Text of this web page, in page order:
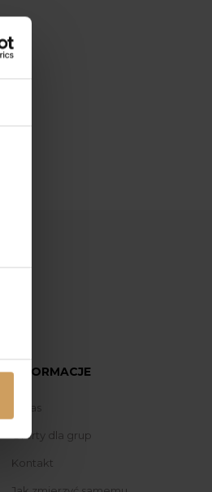
INFORMACJE
O nas
Oferty dla grup
Kontakt